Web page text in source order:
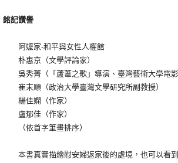
銘記讚譽
阿嬤家-和平與女性人權館
朴惠京（文學評論家）
吳秀菁（「蘆葦之歌」導演、臺灣藝術大學電影
崔末順（政治大學臺灣文學研究所副教授）
楊佳嫻（作家）
盧郁佳（作家）
（依首字筆畫排序）
本書真實描繪慰安婦返家後的處境，也可以看